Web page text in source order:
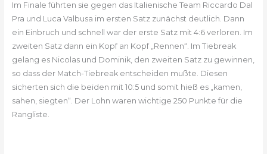
Im Finale führten sie gegen das Italienische Team Riccardo Dal
Pra und Luca Valbusa im ersten Satz zunächst deutlich. Dann
ein Einbruch und schnell war der erste Satz mit 4:6 verloren. Im
zweiten Satz dann ein Kopf an Kopf „Rennen“. Im Tiebreak
gelang es Nicolas und Dominik, den zweiten Satz zu gewinnen,
so dass der Match-Tiebreak entscheiden mußte. Diesen
sicherten sich die beiden mit 10:5 und somit hieß es „kamen,
sahen, siegten“. Der Lohn waren wichtige 250 Punkte für die
Rangliste.